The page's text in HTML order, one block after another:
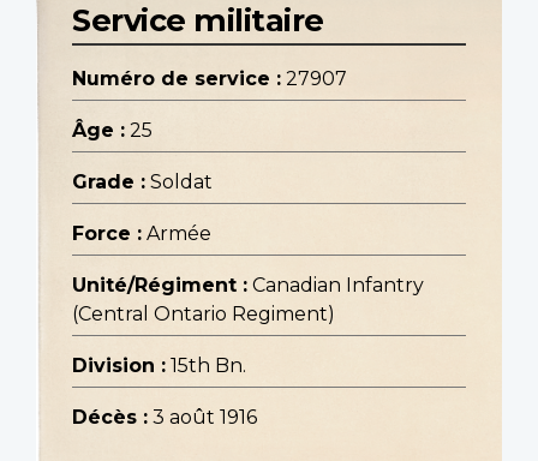
Service militaire
Numéro de service : 27907
Âge : 25
Grade : Soldat
Force : Armée
Unité/Régiment : Canadian Infantry
(Central Ontario Regiment)
Division : 15th Bn.
Décès : 3 août 1916